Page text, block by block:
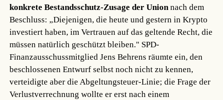
konkrete Bestandsschutz-Zusage der Unionnach dem
Beschluss: „Diejenigen, die heute und gestern in Krypto
investiert haben, im Vertrauen auf das geltende Recht, die
müssen natürlich geschützt bleiben." SPD-
Finanzausschussmitglied Jens Behrens räumte ein, den
beschlossenen Entwurf selbst noch nicht zu kennen,
verteidigte aber die Abgeltungsteuer-Linie; die Frage der
Verlustverrechnung wollte er erst nach einem